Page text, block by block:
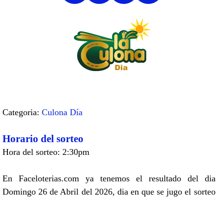
Categoria: Culona Día
Horario del sorteo
Hora del sorteo: 2:30pm
En Faceloterias.com ya tenemos el resultado del dia
Domingo 26 de Abril del 2026, dia en que se jugo el sorteo